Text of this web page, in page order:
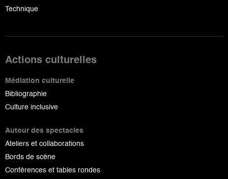
Technique
Actions culturelles
Médiation culturelle
Bibliographie
Culture inclusive
Autour des spectacles
Ateliers et collaborations
Bords de scène
Conférences et tables rondes